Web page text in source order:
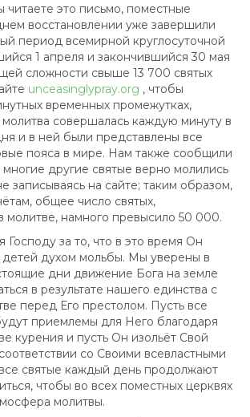
читаете это письмо, поместные
восстановлении уже завершили
период всемирной круглосуточной
1 апреля и закончившийся 30 мая
сложности свыше 13 700 святых
unceasinglypray.org , чтобы
временных промежутках,
совершалась каждую минуту в
и в ней были представлены все
пояса в мире. Нам также сообщили
многие другие святые верно молились
записываясь на сайте; таким образом,
общее число святых,
молитве, намного превысило 50 000.
за то, что в это время Он
детей духом мольбы. Мы уверены в
дни движение Бога на земле
в результате нашего единства с
перед Его престолом. Пусть все
приемлемы для Него благодаря
курения и пусть Он изольёт Свой
со Своими всевластными
святые каждый день продолжают
чтобы во всех поместных церквях
молитвы.